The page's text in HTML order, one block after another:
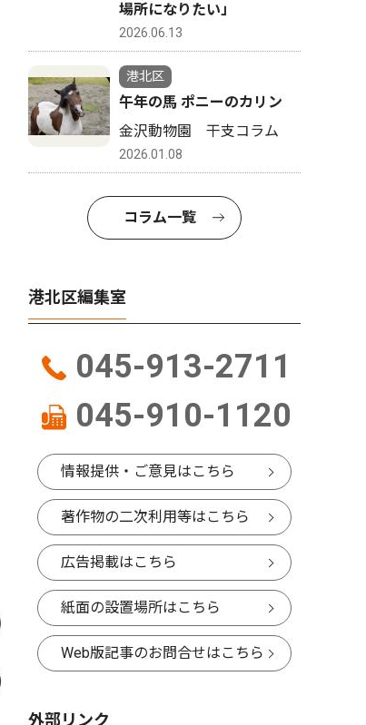
4
トップニュース 社会
港北区 2026.08.06
港北警察署 詐欺未然防止で
感謝状 勇気ある声掛けたた
える
える地域
場所になりたい」
2026.06.13
港北区
午年の馬 ポニーのカリン
金沢動物園 干支コラム
2026.01.08
コラム一覧
港北区編集室
045-913-2711
045-910-1120
情報提供・ご意見はこちら
著作物の二次利用等はこちら
広告掲載はこちら
紙面の設置場所はこちら
Web版記事のお問合せはこちら
外部リンク